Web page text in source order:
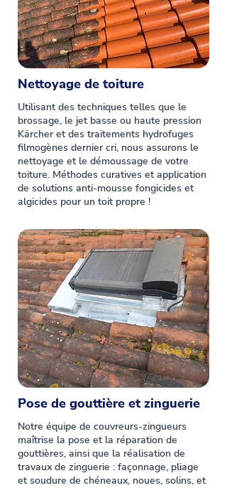
Nettoyage de toiture
Utilisant des techniques telles que le
brossage, le jet basse ou haute pression
Kärcher et des traitements hydrofuges
filmogènes dernier cri, nous assurons le
nettoyage et le démoussage de votre
toiture. Méthodes curatives et application
de solutions anti-mousse fongicides et
algicides pour un toit propre !
Pose de gouttière et zinguerie
Notre équipe de couvreurs-zingueurs
maîtrise la pose et la réparation de
gouttières, ainsi que la réalisation de
travaux de zinguerie : façonnage, pliage
et soudure de chéneaux, noues, solins, et